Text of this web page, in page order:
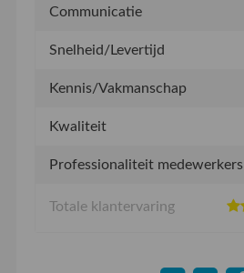
Communicatie
Snelheid/Levertijd
Kennis/Vakmanschap
Kwaliteit
Professionaliteit medewerkers
Totale klantervaring